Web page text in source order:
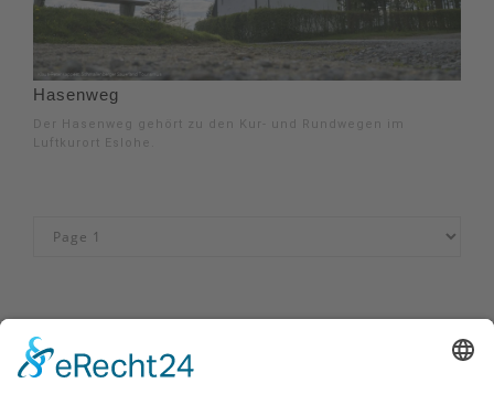
Hasenweg
Der Hasenweg gehört zu den Kur- und Rundwegen im
Luftkurort Eslohe.